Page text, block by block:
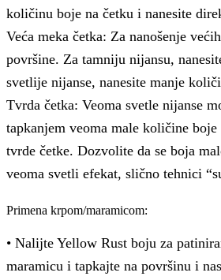
količinu boje na četku i nanesite
Veća meka četka: Za nanošenje
površine. Za tamniju nijansu,
svetlije nijanse, nanesite manje
Tvrda četka: Veoma svetle nijanse
tapkanjem veoma male količine
tvrde četke. Dozvolite da se boja
veoma svetli efekat, slično tehnici
Primena krpom/maramicom:
• Nalijte Yellow Rust boju za
maramicu i tapkajte na površinu i